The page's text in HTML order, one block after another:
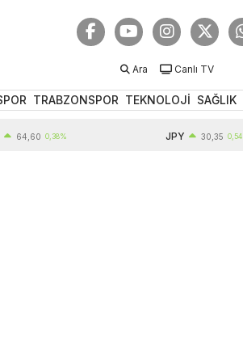
Ara Canlı TV
TRABZONSPOR TEKNOLOJİ SAĞLIK
0,38% 30,35 0,54%